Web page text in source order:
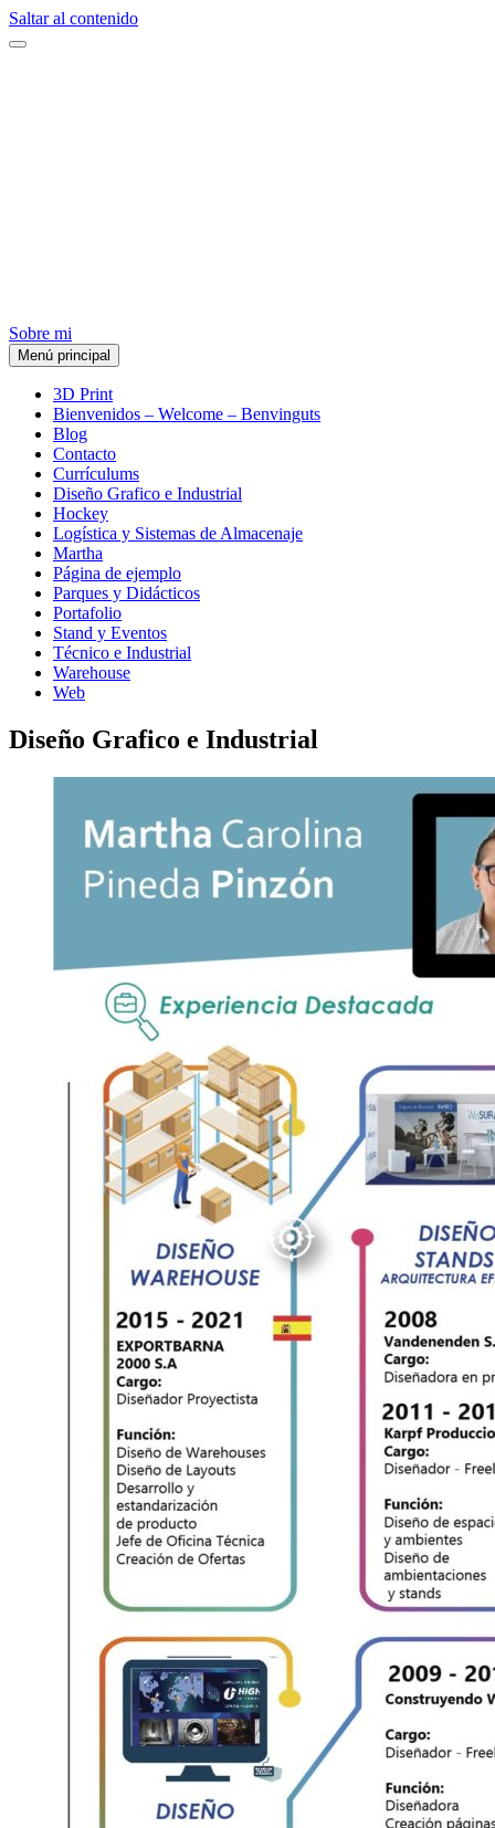
Saltar al contenido
VIACTIB
Sobre mi
Menú principal
3D Print
Bienvenidos – Welcome – Benvinguts
Blog
Contacto
Currículums
Diseño Grafico e Industrial
Hockey
Logística y Sistemas de Almacenaje
Martha
Página de ejemplo
Parques y Didácticos
Portafolio
Stand y Eventos
Técnico e Industrial
Warehouse
Web
Diseño Grafico e Industrial